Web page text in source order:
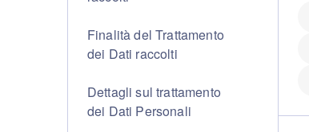
Finalità del Trattamento
dei Dati raccolti
Dettagli sul trattamento
dei Dati Personali